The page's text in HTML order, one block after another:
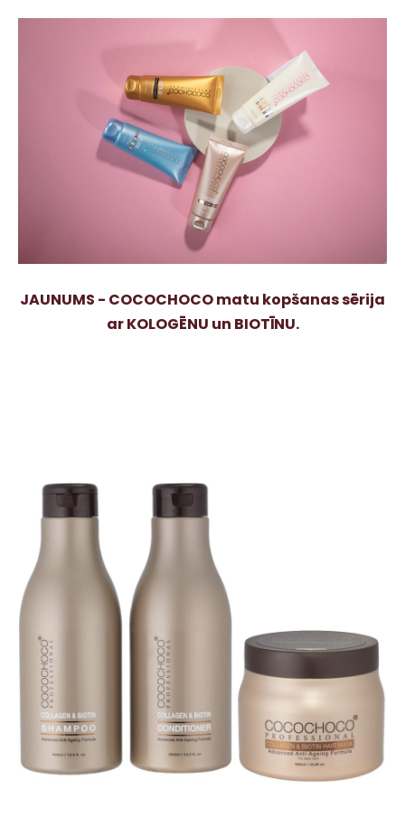
JAUNUMS - COCOCHOCO matu kopšanas sērija
ar KOLOGĒNU un BIOTĪNU.